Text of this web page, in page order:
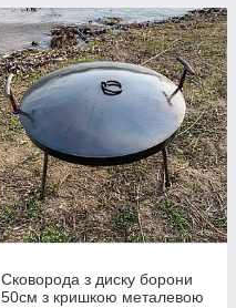
Сковорода з диску борони
50см з кришкою металевою